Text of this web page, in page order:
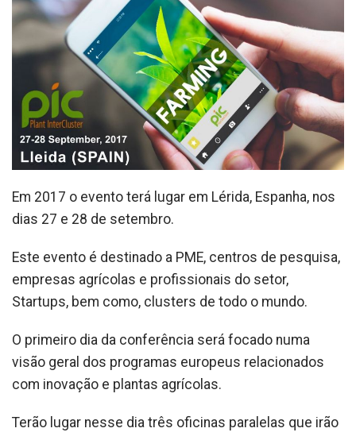
Em 2017 o evento terá lugar em Lérida, Espanha, nos
dias 27 e 28 de setembro.
Este evento é destinado a PME, centros de pesquisa,
empresas agrícolas e profissionais do setor,
Startups, bem como, clusters de todo o mundo.
O primeiro dia da conferência será focado numa
visão geral dos programas europeus relacionados
com inovação e plantas agrícolas.
Terão lugar nesse dia três oficinas paralelas que irão